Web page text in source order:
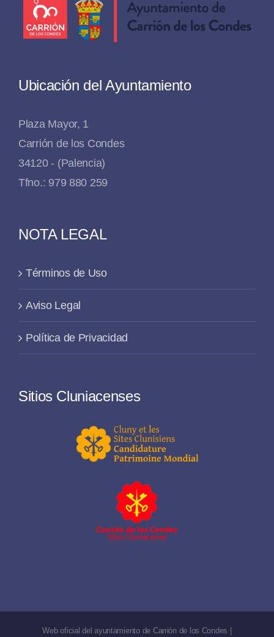
Ubicación del Ayuntamiento
Plaza Mayor, 1
Carrión de los Condes
34120 - (Palencia)
Tfno.: 979 880 259
NOTA LEGAL
Términos de Uso
Aviso Legal
Política de Privacidad
Sitios Cluniacenses
Web oficial del ayuntamiento de Carrión de los Condes |